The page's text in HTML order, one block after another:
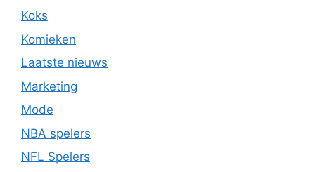
Koks
Komieken
Laatste nieuws
Marketing
Mode
NBA spelers
NFL Spelers